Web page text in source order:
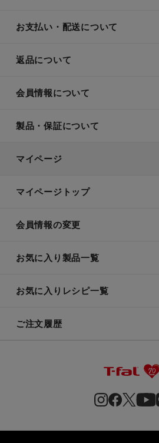
お支払い・配送について
返品について
会員情報について
製品・保証について
マイページ
マイページトップ
会員情報の変更
お気に入り製品一覧
お気に入りレシピ一覧
ご注文履歴